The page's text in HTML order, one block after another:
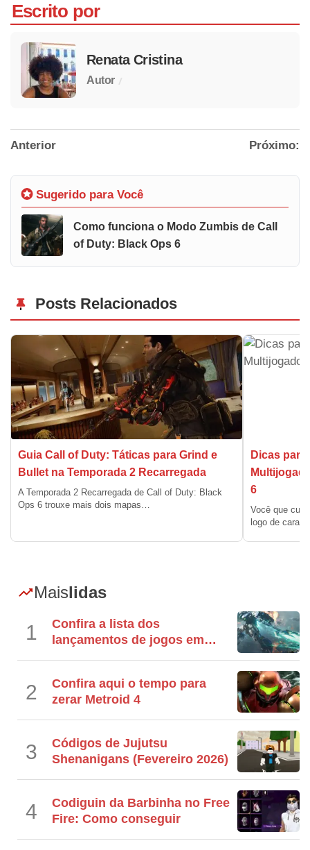
Escrito por
Renata Cristina
Autor /
Anterior Próximo:
Sugerido para Você
Como funciona o Modo Zumbis de Call
of Duty: Black Ops 6
Posts Relacionados
Guia Call of Duty: Táticas para Grind e
Bullet na Temporada 2 Recarregada
A Temporada 2 Recarregada de Call of Duty: Black
Ops 6 trouxe mais dois mapas…
Dicas
6
Você que
logo de cara:
Maislidas
1
Confira a lista dos
lançamentos de jogos em
2
Confira aqui o tempo para
zerar Metroid 4
3
Códigos de Jujutsu
Shenanigans (Fevereiro 2026)
4
Codiguin da Barbinha no Free
Fire: Como conseguir